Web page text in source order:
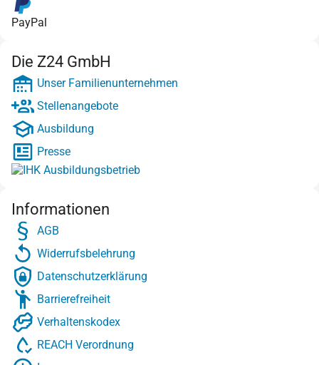
PayPal
Die Z24 GmbH
Unser Familienunternehmen
Stellenangebote
Ausbildung
Presse
Informationen
AGB
Widerrufsbelehrung
Datenschutzerklärung
Barrierefreiheit
Verhaltenskodex
REACH Verordnung